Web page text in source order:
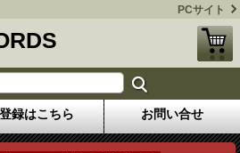
PCサイト
録はこちら お問い合せ